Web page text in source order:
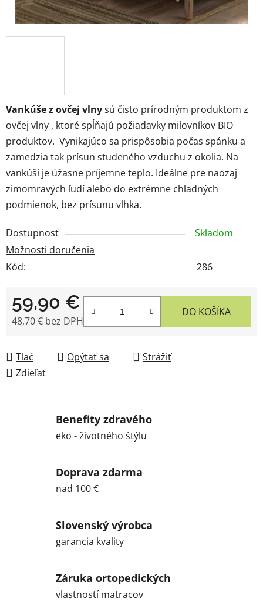
Vankúše z ovčej vlnysú čisto prírodným produktom z
ovčej vlny , ktoré spĺňajú požiadavky milovníkov BIO
produktov. Vynikajúco sa prispôsobia počas spánku a
zamedzia tak prísun studeného vzduchu z okolia. Na
vankúši je úžasne príjemne teplo. Ideálne pre naozaj
zimomravých ľudí alebo do extrémne chladných
podmienok, bez prísunu vlhka.
Dostupnosť
Skladom
Možnosti doručenia
Kód:
286
59,90 €
48,70 € bez DPH
DO KOŠÍKA
Tlač Opýtať sa
Strážiť
Zdieľať
Benefity zdravého
eko - životného štýlu
Doprava zdarma
nad 100 €
Slovenský výrobca
garancia kvality
Záruka ortopedických
vlastností matracov